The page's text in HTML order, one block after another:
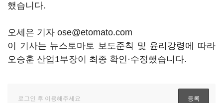
했습니다.
오세은 기자 ose@etomato.com
이 기사는 뉴스토마토 보도준칙 및 윤리강령에 따라
오승훈 산업1부장이 최종 확인·수정했습니다.